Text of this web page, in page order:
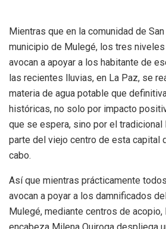
Mientras que en la comunidad de
municipio de Mulegé, los tres
avocan a apoyar a los habitante de
las recientes lluvias, en La Paz, se
materia de agua potable que
históricas, no solo por impacto
que se espera, sino por el
parte del viejo centro de esta capital
cabo.
Así que mientras prácticamente
avocan a poyar a los damnificados
Mulegé, mediante centros de acopio,